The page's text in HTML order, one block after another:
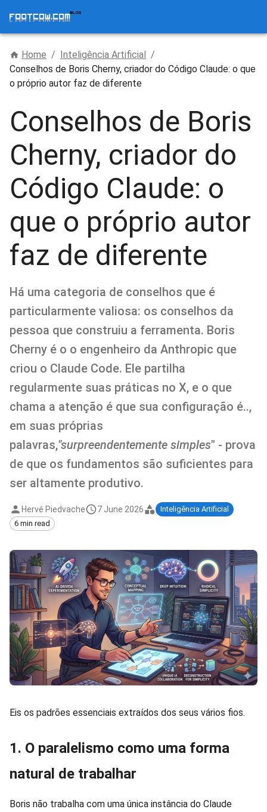
Home / Inteligência Artificial /
Conselhos de Boris Cherny, criador do Código Claude: o que
o próprio autor faz de diferente
Conselhos de Boris
Cherny, criador do
Código Claude: o
que o próprio autor
faz de diferente
Há uma categoria de conselhos que é
particularmente valiosa: os conselhos da
pessoa que construiu a ferramenta. Boris
Cherny é o o engenheiro da Anthropic que
criou o Claude Code. Ele partilha
regularmente suas práticas no X, e o que
chama a atenção é que sua configuração é..,
em suas próprias
palavras,"surpreendentemente simples" - prova
de que os fundamentos são suficientes para
ser altamente produtivo.
Hervé Piedvache 7 June 2026
Inteligência Artificial
6 min read
Eis os padrões essenciais extraídos dos seus vários fios.
1. O paralelismo como uma forma
natural de trabalhar
Boris não trabalha com uma única instância do Claude